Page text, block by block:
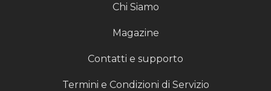
Chi Siamo
Magazine
Contatti e supporto
Termini e Condizioni di Servizio